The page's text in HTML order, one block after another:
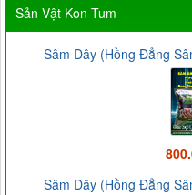
Sản Vật Kon Tum
Sâm Dây (Hồng Đẳng
Sâm Dây (Hồng Đẳng